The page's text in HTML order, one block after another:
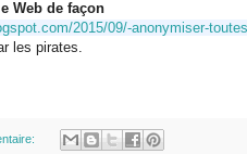
Web de façon
2015/09/-anonymiser-
les pirates.